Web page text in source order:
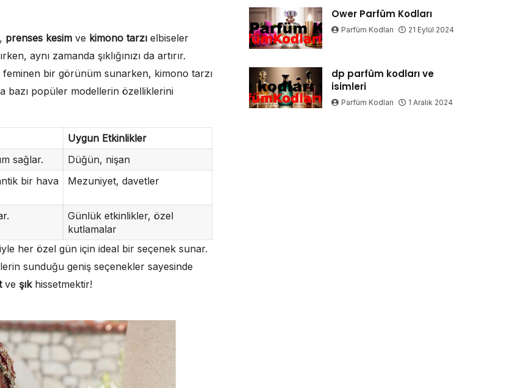
, prenses kesim ve kimono tarzı elbiseler
aynı zamanda şıklığınızı da artırır.
feminen bir görünüm sunarken, kimono tarzı
bazı popüler modellerin özelliklerini
Uygun Etkinlikler
sağlar.
Düğün, nişan
bir hava
Mezuniyet, davetler
Günlük etkinlikler, özel
kutlamalar
her özel gün için ideal bir seçenek sunar.
sunduğu geniş seçenekler sayesinde
ve şıkhissetmektir!
Ower Parfüm Kodları
Parfüm Kodları 21 Eylül 2024
dp parfüm kodları ve
isimleri
Parfüm Kodları 1 Aralık 2024